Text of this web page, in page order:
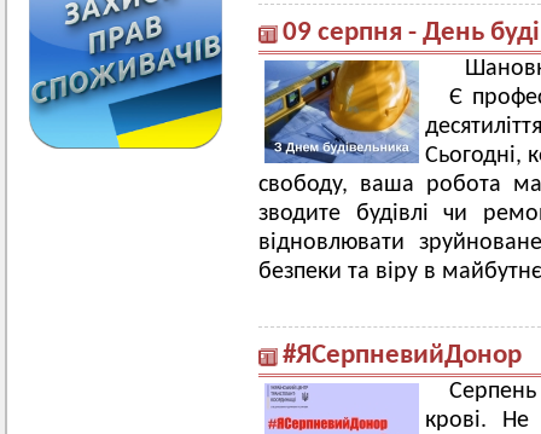
09 серпня - День
Є
Сьогодні,
свободу, ваша робота
зводите будівлі чи
відновлювати
безпеки та віру в
#ЯСерпневийДонор
крові.